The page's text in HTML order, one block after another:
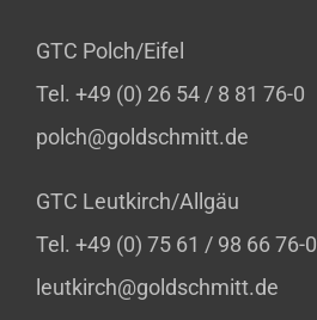
GTC Polch/Eifel
Tel. +49 (0) 26 54 / 8 81 76-0
polch@goldschmitt.de
GTC Leutkirch/Allgäu
Tel. +49 (0) 75 61 / 98 66 76-0
leutkirch@goldschmitt.de